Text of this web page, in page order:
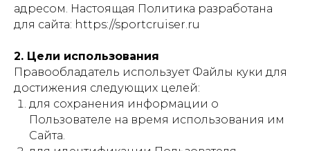
адресом. Настоящая Политика разработана
для сайта: https://sportcruiser.ru
2. Цели использования
Правообладатель использует Файлы куки для
достижения следующих целей:
для сохранения информации о
Пользователе на время использования им
Сайта.